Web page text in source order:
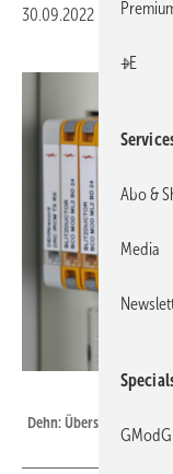
30.09.2022
Dehn:
+E
Abo &
Media
GModG